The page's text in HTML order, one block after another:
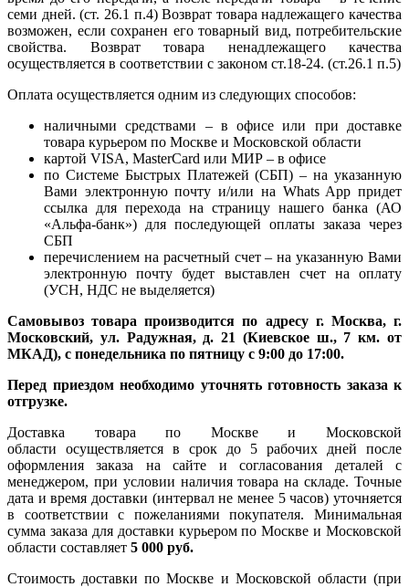
семи дней. (ст. 26.1 п.4) Возврат товара надлежащего качества
возможен, если сохранен его товарный вид, потребительские
свойства. Возврат товара ненадлежащего качества
осуществляется в соответствии с законом ст.18-24. (ст.26.1 п.5)
Оплата осуществляется одним из следующих способов:
наличными средствами – в офисе или при доставке
товара курьером по Москве и Московской области
картой VISA, MasterCard или МИР – в офисе
по Системе Быстрых Платежей (СБП) – на указанную
Вами электронную почту и/или на Whats App придет
ссылка для перехода на страницу нашего банка (АО
«Альфа-банк») для последующей оплаты заказа через
СБП
перечислением на расчетный счет – на указанную Вами
электронную почту будет выставлен счет на оплату
(УСН, НДС не выделяется)
Самовывоз товара производится по адресу г. Москва, г.
Московский, ул. Радужная, д. 21 (Киевское ш., 7 км. от
МКАД), с понедельника по пятницу с 9:00 до 17:00.
Перед приездом необходимо уточнять готовность заказа к
отгрузке.
Доставка товара по Москве и Московской
области осуществляется в срок до 5 рабочих дней после
оформления заказа на сайте и согласования деталей с
менеджером, при условии наличия товара на складе. Точные
дата и время доставки (интервал не менее 5 часов) уточняется
в соответствии с пожеланиями покупателя. Минимальная
сумма заказа для доставки курьером по Москве и Московской
области составляет 5 000 руб.
Стоимость доставки по Москве и Московской области (при